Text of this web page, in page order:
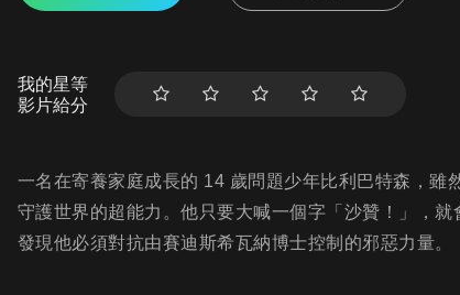
我的星等
影片給分
一名在寄養家庭成長的 14 歲問題少年比利巴特森，
守護世界的超能力。他只要大喊一個字「沙贊！」，
發現他必須對抗由賽迪斯希瓦納博士控制的邪惡力量。